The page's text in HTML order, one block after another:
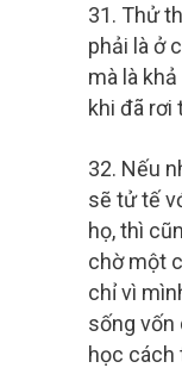
31. Thử
phải là ở
mà là
khi đã rơi
32. Nếu
sẽ tử tế
họ, thì
chờ một
chỉ vì
sống vốn
học cách